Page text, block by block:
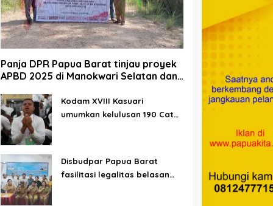
Panja DPR Papua Barat tinjau proyek
APBD 2025 di Manokwari Selatan dan
Kodam XVIII Kasuari
umumkan kelulusan 190 Cata
Disbudpar Papua Barat
fasilitasi legalitas belasan